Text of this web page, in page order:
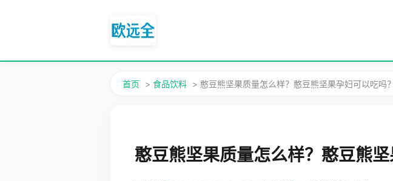
首页 > 食品饮料 > 憨豆熊坚果质量怎么样？憨豆熊坚果孕妇可以吃吗？
憨豆熊坚果质量怎么样？憨豆熊坚